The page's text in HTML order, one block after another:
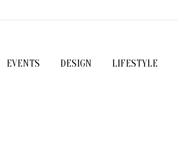
EVENTS DESIGN LIFESTYLE